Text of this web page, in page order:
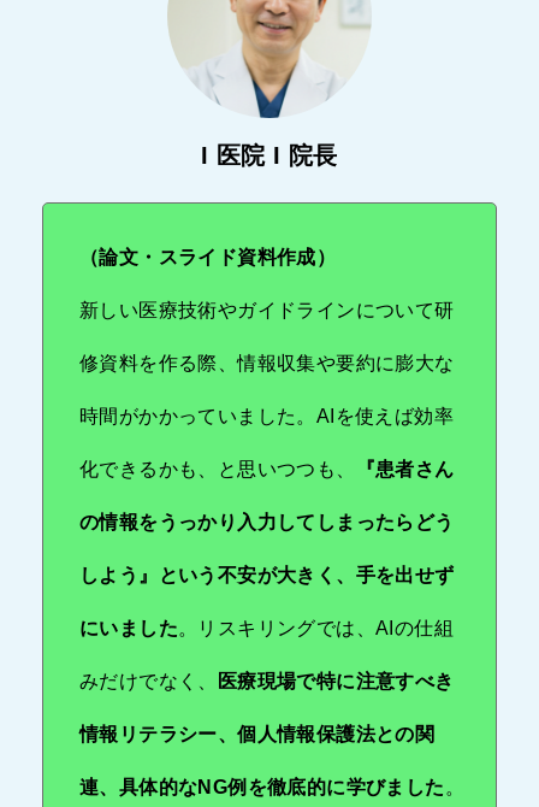
I 医院 I 院長
（論文・スライド資料作成）
新しい医療技術やガイドラインについて研
修資料を作る際、情報収集や要約に膨大な
時間がかかっていました。AIを使えば効率
化できるかも、と思いつつも、 『患者さん
の情報をうっかり入力してしまったらどう
しよう』という不安が大きく、手を出せず
にいました。リスキリングでは、AIの仕組
みだけでなく、 医療現場で特に注意すべき
情報リテラシー、個人情報保護法との関
連、具体的なNG例を徹底的に学びました 。